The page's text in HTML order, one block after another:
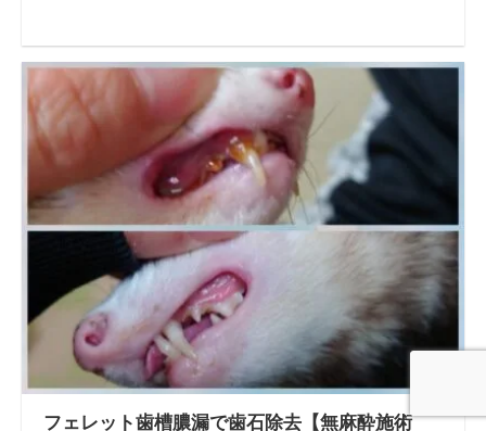
フェレット歯槽膿漏で歯石除去【無麻酔施術